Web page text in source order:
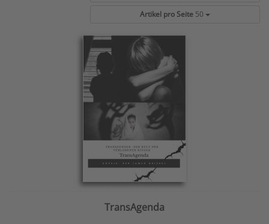
Artikel pro Seite 50
TransAgenda